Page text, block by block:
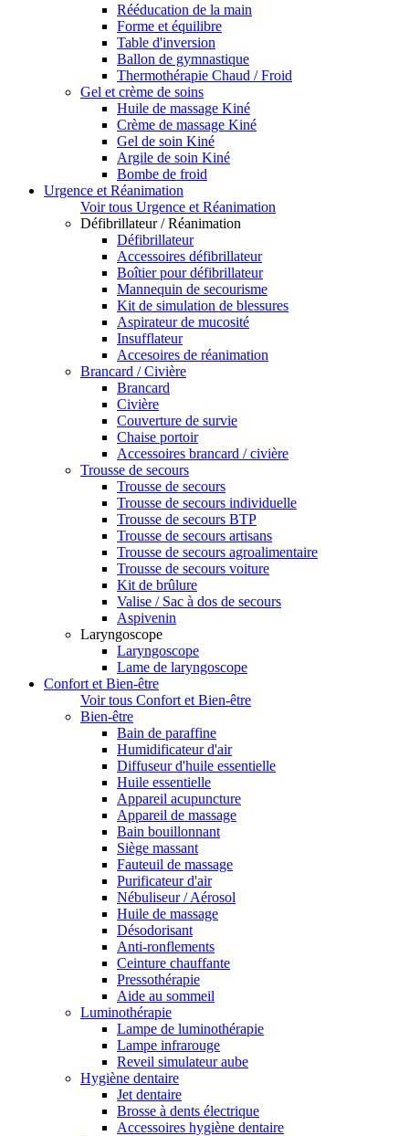
Rééducation de la main
Forme et équilibre
Table d'inversion
Ballon de gymnastique
Thermothérapie Chaud / Froid
Gel et crème de soins
Huile de massage Kiné
Crème de massage Kiné
Gel de soin Kiné
Argile de soin Kiné
Bombe de froid
Urgence et Réanimation
Voir tous Urgence et Réanimation
Défibrillateur / Réanimation
Défibrillateur
Accessoires défibrillateur
Boîtier pour défibrillateur
Mannequin de secourisme
Kit de simulation de blessures
Aspirateur de mucosité
Insufflateur
Accesoires de réanimation
Brancard / Civière
Brancard
Civière
Couverture de survie
Chaise portoir
Accessoires brancard / civière
Trousse de secours
Trousse de secours
Trousse de secours individuelle
Trousse de secours BTP
Trousse de secours artisans
Trousse de secours agroalimentaire
Trousse de secours voiture
Kit de brûlure
Valise / Sac à dos de secours
Aspivenin
Laryngoscope
Laryngoscope
Lame de laryngoscope
Confort et Bien-être
Voir tous Confort et Bien-être
Bien-être
Bain de paraffine
Humidificateur d'air
Diffuseur d'huile essentielle
Huile essentielle
Appareil acupuncture
Appareil de massage
Bain bouillonnant
Siège massant
Fauteuil de massage
Purificateur d'air
Nébuliseur / Aérosol
Huile de massage
Désodorisant
Anti-ronflements
Ceinture chauffante
Pressothérapie
Aide au sommeil
Luminothérapie
Lampe de luminothérapie
Lampe infrarouge
Reveil simulateur aube
Hygiène dentaire
Jet dentaire
Brosse à dents électrique
Accessoires hygiène dentaire